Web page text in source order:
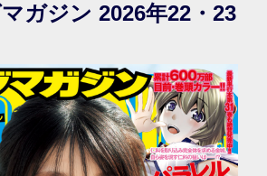
ガジン 2026年22・23